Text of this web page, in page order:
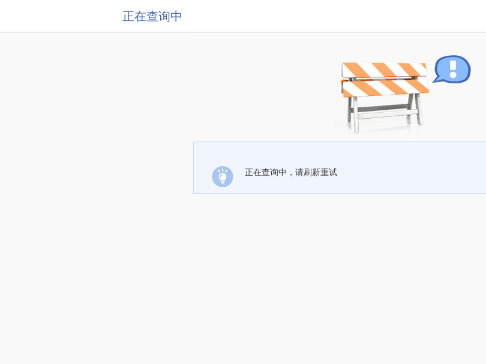
正在查询中
正在查询中，请刷新重试